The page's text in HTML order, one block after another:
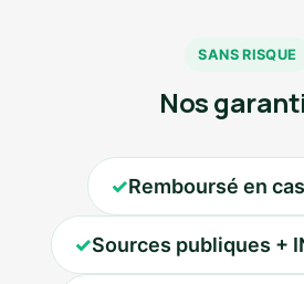
SANS RISQUE
Nos
✓Remboursé en
✓Sources publiques +